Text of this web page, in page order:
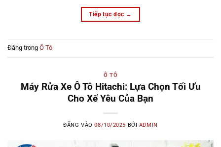
Tiếp tục đọc →
Đăng trong Ô Tô
Ô TÔ
Máy Rửa Xe Ô Tô Hitachi: Lựa Chọn Tối Ưu
Cho Xế Yêu Của Bạn
ĐĂNG VÀO08/10/2025 BỞI ADMIN